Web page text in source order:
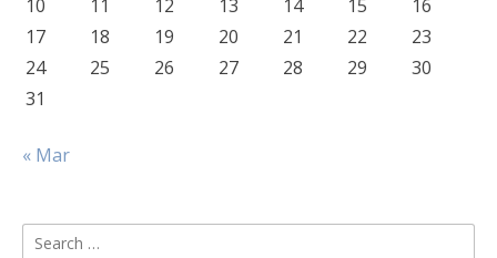
10
11 12 13 14 15
16
17
18 19 20 21 22
23
24
25 26 27 28 29
30
31
« Mar
Search